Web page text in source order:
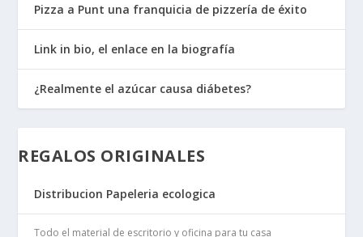
Pizza a Punt una franquicia de pizzería de éxito
Link in bio, el enlace en la biografía
¿Realmente el azúcar causa diábetes?
REGALOS ORIGINALES
Distribucion Papeleria ecologica
Todo el material de escritorio y oficina para tu casa